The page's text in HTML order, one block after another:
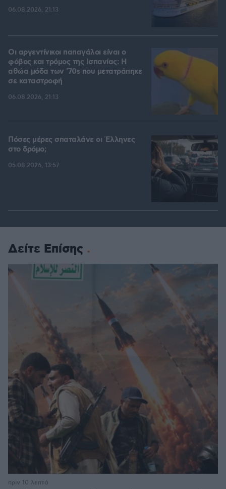
06.08.2026, 21:13
Οι αργεντίνικοι παπαγάλοι είναι ο
φόβος και τρόμος της Ισπανίας: Η
αθώα μόδα των '70s που μετατράπηκε
σε καταστροφή
06.08.2026, 21:13
Πόσες μέρες σπαταλάνε οι Έλληνες
στο δρόμο;
05.08.2026, 13:57
Δείτε Επίσης
πριν 10 λεπτά